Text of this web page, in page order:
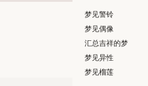
梦见警铃
梦见偶像
汇总吉祥的梦
梦见异性
梦见榴莲